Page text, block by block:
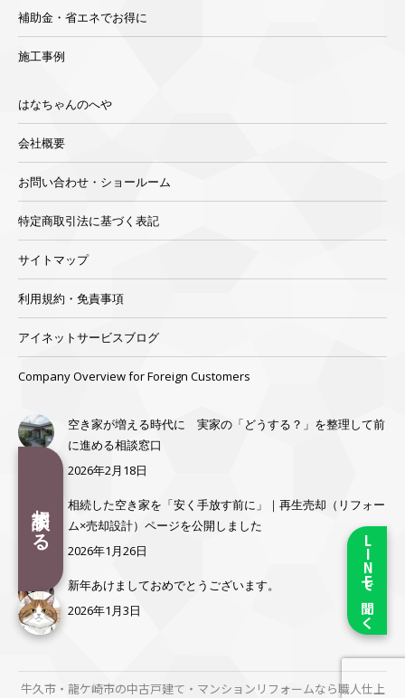
補助金・省エネでお得に
施工事例
はなちゃんのへや
会社概要
お問い合わせ・ショールーム
特定商取引法に基づく表記
サイトマップ
利用規約・免責事項
アイネットサービスブログ
Company Overview for Foreign Customers
空き家が増える時代に 実家の「どうする？」を整理して前
に進める相談窓口
2026年2月18日
相続した空き家を「安く手放す前に」｜再生売却（リフォー
ム×売却設計）ページを公開しました
2026年1月26日
新年あけましておめでとうございます。
2026年1月3日
牛久市・龍ケ崎市の中古戸建て・マンションリフォームなら職人仕上
相談する
LINEで聞く